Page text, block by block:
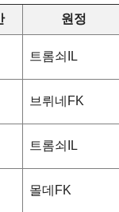
원정
트롬쇠IL
브뤼네FK
트롬쇠IL
몰데FK